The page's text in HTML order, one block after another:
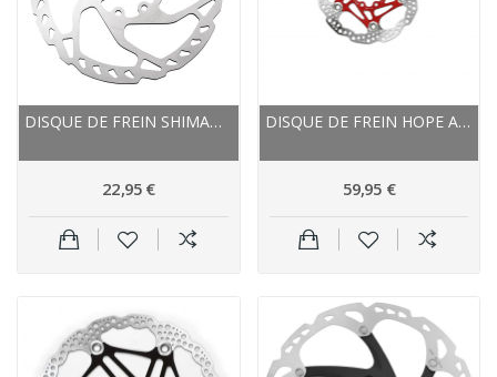
DISQUE DE FREIN SHIMANO ACIER INOX MONOBLOC...
22,95 €
DISQUE DE FREIN HOPE ACIER INOX NEW STANDARD
59,95 €